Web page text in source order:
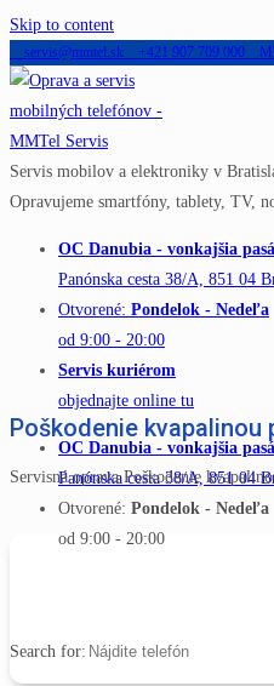
Skip to content
servis@mmtel.sk +421 907 709 000
Servis mobilov a elektroniky v
Opravujeme smartfóny, tablety, TV,
OC Danubia - vonkajšia
Panónska cesta 38/A, 851 04
Otvorené: Pondelok - Nedeľa
od 9:00 - 20:00
Servis kuriérom
objednajte online tu
OC Danubia - vonkajšia
Panónska cesta 38/A, 851 04
Otvorené: Pondelok - Nedeľa
od 9:00 - 20:00
Search for:
Poškodenie kvapalinou
Servisná oprava Poškodenie